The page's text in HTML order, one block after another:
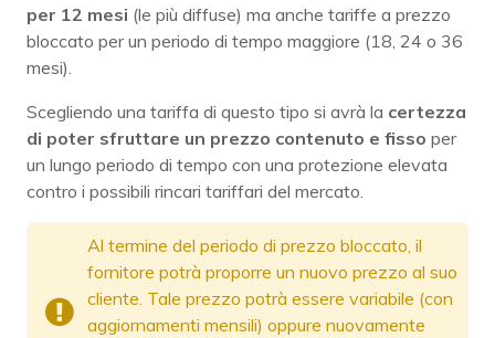
per 12 mesi (le più diffuse) ma anche tariffe a prezzo
bloccato per un periodo di tempo maggiore (18, 24 o 36
mesi).
Scegliendo una tariffa di questo tipo si avrà la certezza
di poter sfruttare un prezzo contenuto e fisso per
un lungo periodo di tempo con una protezione elevata
contro i possibili rincari tariffari del mercato.
Al termine del periodo di prezzo bloccato, il
fornitore potrà proporre un nuovo prezzo al suo
cliente. Tale prezzo potrà essere variabile (con
aggiornamenti mensili) oppure nuovamente